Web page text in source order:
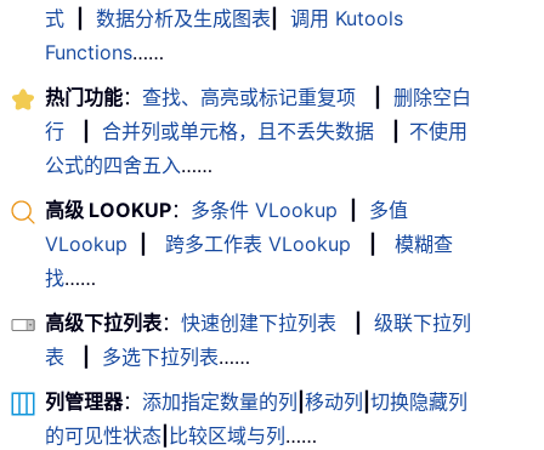
式
数据分析及生成图表
调用 Kutools
Functions……
热门功能： 查找、高亮或标记重复项
删除空白
行
合并列或单元格，且不丢失数据
不使用
公式的四舍五入……
高级 LOOKUP： 多条件 VLookup
多值
VLookup
跨多工作表 VLookup
模糊查
找……
高级下拉列表： 快速创建下拉列表
级联下拉列
表
多选下拉列表……
列管理器： 添加指定数量的列 移动列 切换隐藏列
的可见性状态 比较区域与列 ……